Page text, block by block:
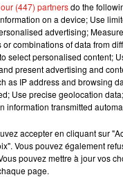
our (447) partnersdo the
on a device; Use
advertising;
or combinations of data from
select personalised content;
present advertising and
as IP address and browsing
Use precise geolocation
information transmitted
accepter en cliquant sur
Vous pouvez également
pouvez mettre à jour vos
page.